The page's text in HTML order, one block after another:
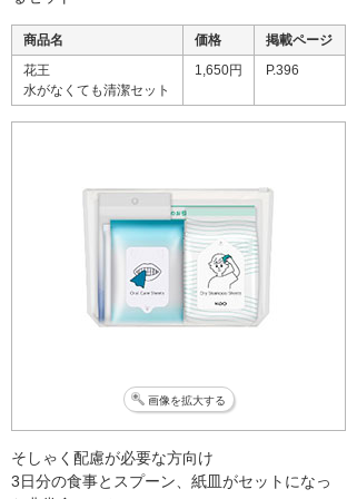
商品名 価格
掲載ページ
花王
水がなくても清潔セット
1,650円 P.396
画像を拡大する
そしゃく配慮が必要な方向け
3日分の食事とスプーン、紙皿がセットになっ